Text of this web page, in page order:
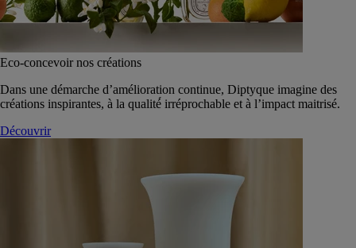
Eco-concevoir nos créations
Dans une démarche d’amélioration continue, Diptyque imagine des
créations inspirantes, à la qualité́ irréprochable et à l’impact maitrisé.
Découvrir